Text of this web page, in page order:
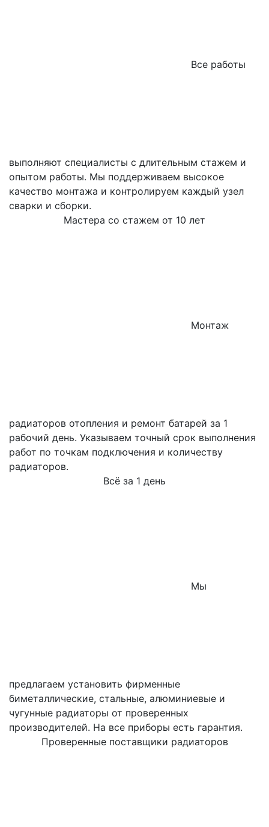
Все работы
выполняют специалисты с длительным стажем и
опытом работы. Мы поддерживаем высокое
качество монтажа и контролируем каждый узел
сварки и сборки.
Мастера со стажем от 10 лет
Монтаж
радиаторов отопления и ремонт батарей за 1
рабочий день. Указываем точный срок выполнения
работ по точкам подключения и количеству
радиаторов.
Всё за 1 день
Мы
предлагаем установить фирменные
биметаллические, стальные, алюминиевые и
чугунные радиаторы от проверенных
производителей. На все приборы есть гарантия.
Проверенные поставщики радиаторов